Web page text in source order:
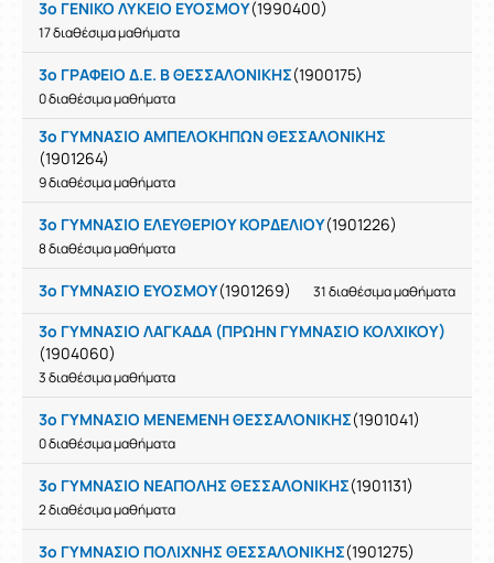
3ο ΓΕΝΙΚΟ ΛΥΚΕΙΟ ΕΥΟΣΜΟΥ(1990400)
17 διαθέσιμα μαθήματα
3ο ΓΡΑΦΕΙΟ Δ.Ε. Β ΘΕΣΣΑΛΟΝΙΚΗΣ(1900175)
0 διαθέσιμα μαθήματα
3ο ΓΥΜΝΑΣΙΟ ΑΜΠΕΛΟΚΗΠΩΝ ΘΕΣΣΑΛΟΝΙΚΗΣ
(1901264)
9 διαθέσιμα μαθήματα
3ο ΓΥΜΝΑΣΙΟ ΕΛΕΥΘΕΡΙΟΥ ΚΟΡΔΕΛΙΟΥ(1901226)
8 διαθέσιμα μαθήματα
3ο ΓΥΜΝΑΣΙΟ ΕΥΟΣΜΟΥ(1901269) 31 διαθέσιμα μαθήματα
3ο ΓΥΜΝΑΣΙΟ ΛΑΓΚΑΔΑ (ΠΡΩΗΝ ΓΥΜΝΑΣΙΟ ΚΟΛΧΙΚΟΥ)
(1904060)
3 διαθέσιμα μαθήματα
3ο ΓΥΜΝΑΣΙΟ ΜΕΝΕΜΕΝΗ ΘΕΣΣΑΛΟΝΙΚΗΣ(1901041)
0 διαθέσιμα μαθήματα
3ο ΓΥΜΝΑΣΙΟ ΝΕΑΠΟΛΗΣ ΘΕΣΣΑΛΟΝΙΚΗΣ(1901131)
2 διαθέσιμα μαθήματα
3ο ΓΥΜΝΑΣΙΟ ΠΟΛΙΧΝΗΣ ΘΕΣΣΑΛΟΝΙΚΗΣ(1901275)